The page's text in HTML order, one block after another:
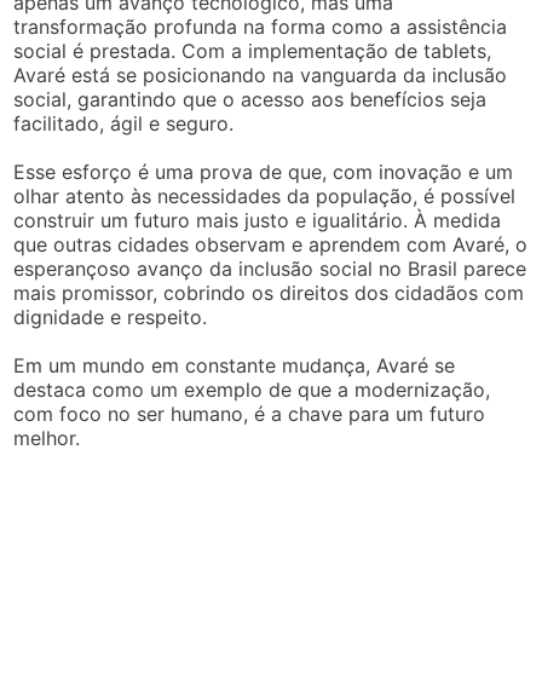
transformação profunda na forma como a assistência
social é prestada. Com a implementação de tablets,
Avaré está se posicionando na vanguarda da inclusão
social, garantindo que o acesso aos benefícios seja
facilitado, ágil e seguro.
Esse esforço é uma prova de que, com inovação e um
olhar atento às necessidades da população, é possível
construir um futuro mais justo e igualitário. À medida
que outras cidades observam e aprendem com Avaré, o
esperançoso avanço da inclusão social no Brasil parece
mais promissor, cobrindo os direitos dos cidadãos com
dignidade e respeito.
Em um mundo em constante mudança, Avaré se
destaca como um exemplo de que a modernização,
com foco no ser humano, é a chave para um futuro
melhor.